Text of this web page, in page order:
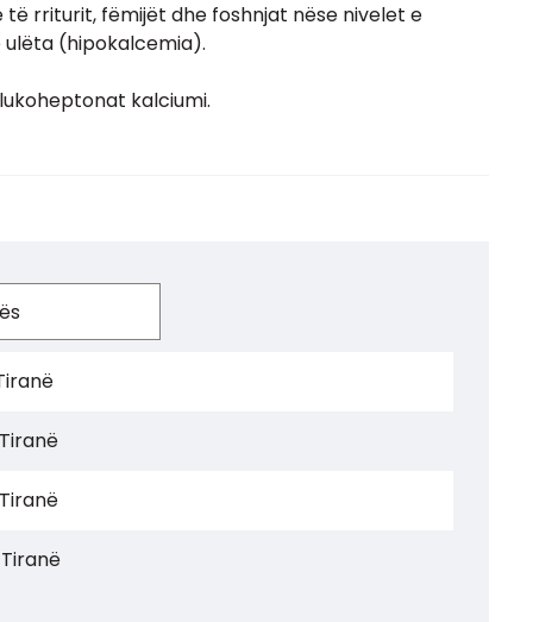
rriturit, fëmijët dhe foshnjat nëse nivelet e
ulëta (hipokalcemia).
kalciumi.